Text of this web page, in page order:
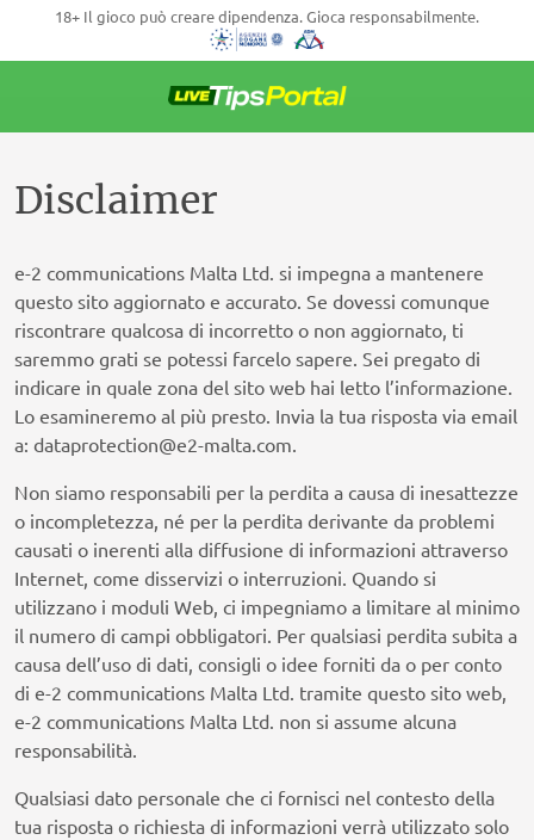
18+ Il gioco può creare dipendenza. Gioca responsabilmente.
contenuto
Disclaimer
e-2 communications Malta Ltd. si impegna a mantenere
questo sito aggiornato e accurato. Se dovessi comunque
riscontrare qualcosa di incorretto o non aggiornato, ti
saremmo grati se potessi farcelo sapere. Sei pregato di
indicare in quale zona del sito web hai letto l’informazione.
Lo esamineremo al più presto. Invia la tua risposta via email
a: dataprotection@e2-malta.com.
Non siamo responsabili per la perdita a causa di inesattezze
o incompletezza, né per la perdita derivante da problemi
causati o inerenti alla diffusione di informazioni attraverso
Internet, come disservizi o interruzioni. Quando si
utilizzano i moduli Web, ci impegniamo a limitare al minimo
il numero di campi obbligatori. Per qualsiasi perdita subita a
causa dell’uso di dati, consigli o idee forniti da o per conto
di e-2 communications Malta Ltd. tramite questo sito web,
e-2 communications Malta Ltd. non si assume alcuna
responsabilità.
Qualsiasi dato personale che ci fornisci nel contesto della
tua risposta o richiesta di informazioni verrà utilizzato solo